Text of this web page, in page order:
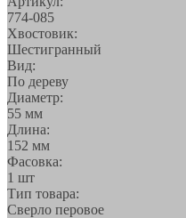
774-085
Хвостовик:
Шестигранный
Вид:
По дереву
Диаметр:
55 мм
Длина:
152 мм
Фасовка:
1 шт
Тип товара:
Сверло перовое